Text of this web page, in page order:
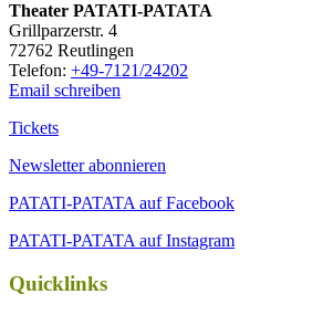
Thea­ter PATATI-PATATA
Grill­par­zer­str. 4
72762 Reutlingen
Tele­fon: +49-7121/24202
Email schreiben
Tickets
Newsletter abonnieren
PATATI-PATATA auf Facebook
PATATI-PATATA auf Instagram
Quicklinks